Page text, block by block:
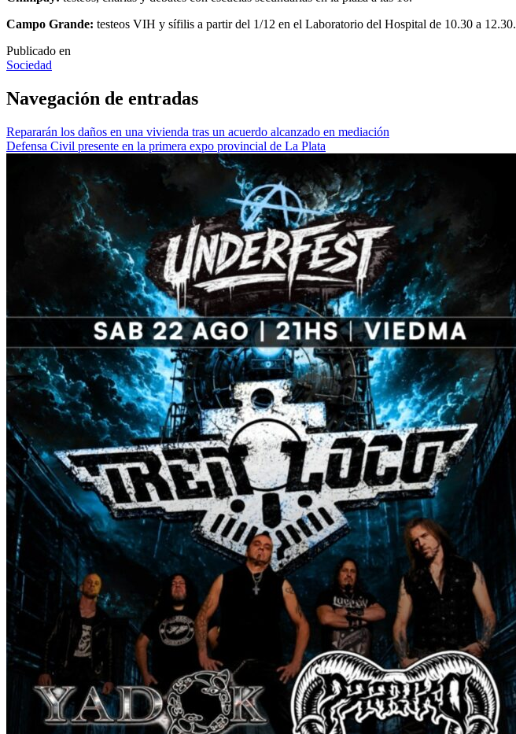
Campo Grande: testeos VIH y sífilis a partir del 1/12 en el Laboratorio del Hospital de 10.30 a 12.30.
Publicado en
Sociedad
Navegación de entradas
Repararán los daños en una vivienda tras un acuerdo alcanzado en mediación
Defensa Civil presente en la primera expo provincial de La Plata